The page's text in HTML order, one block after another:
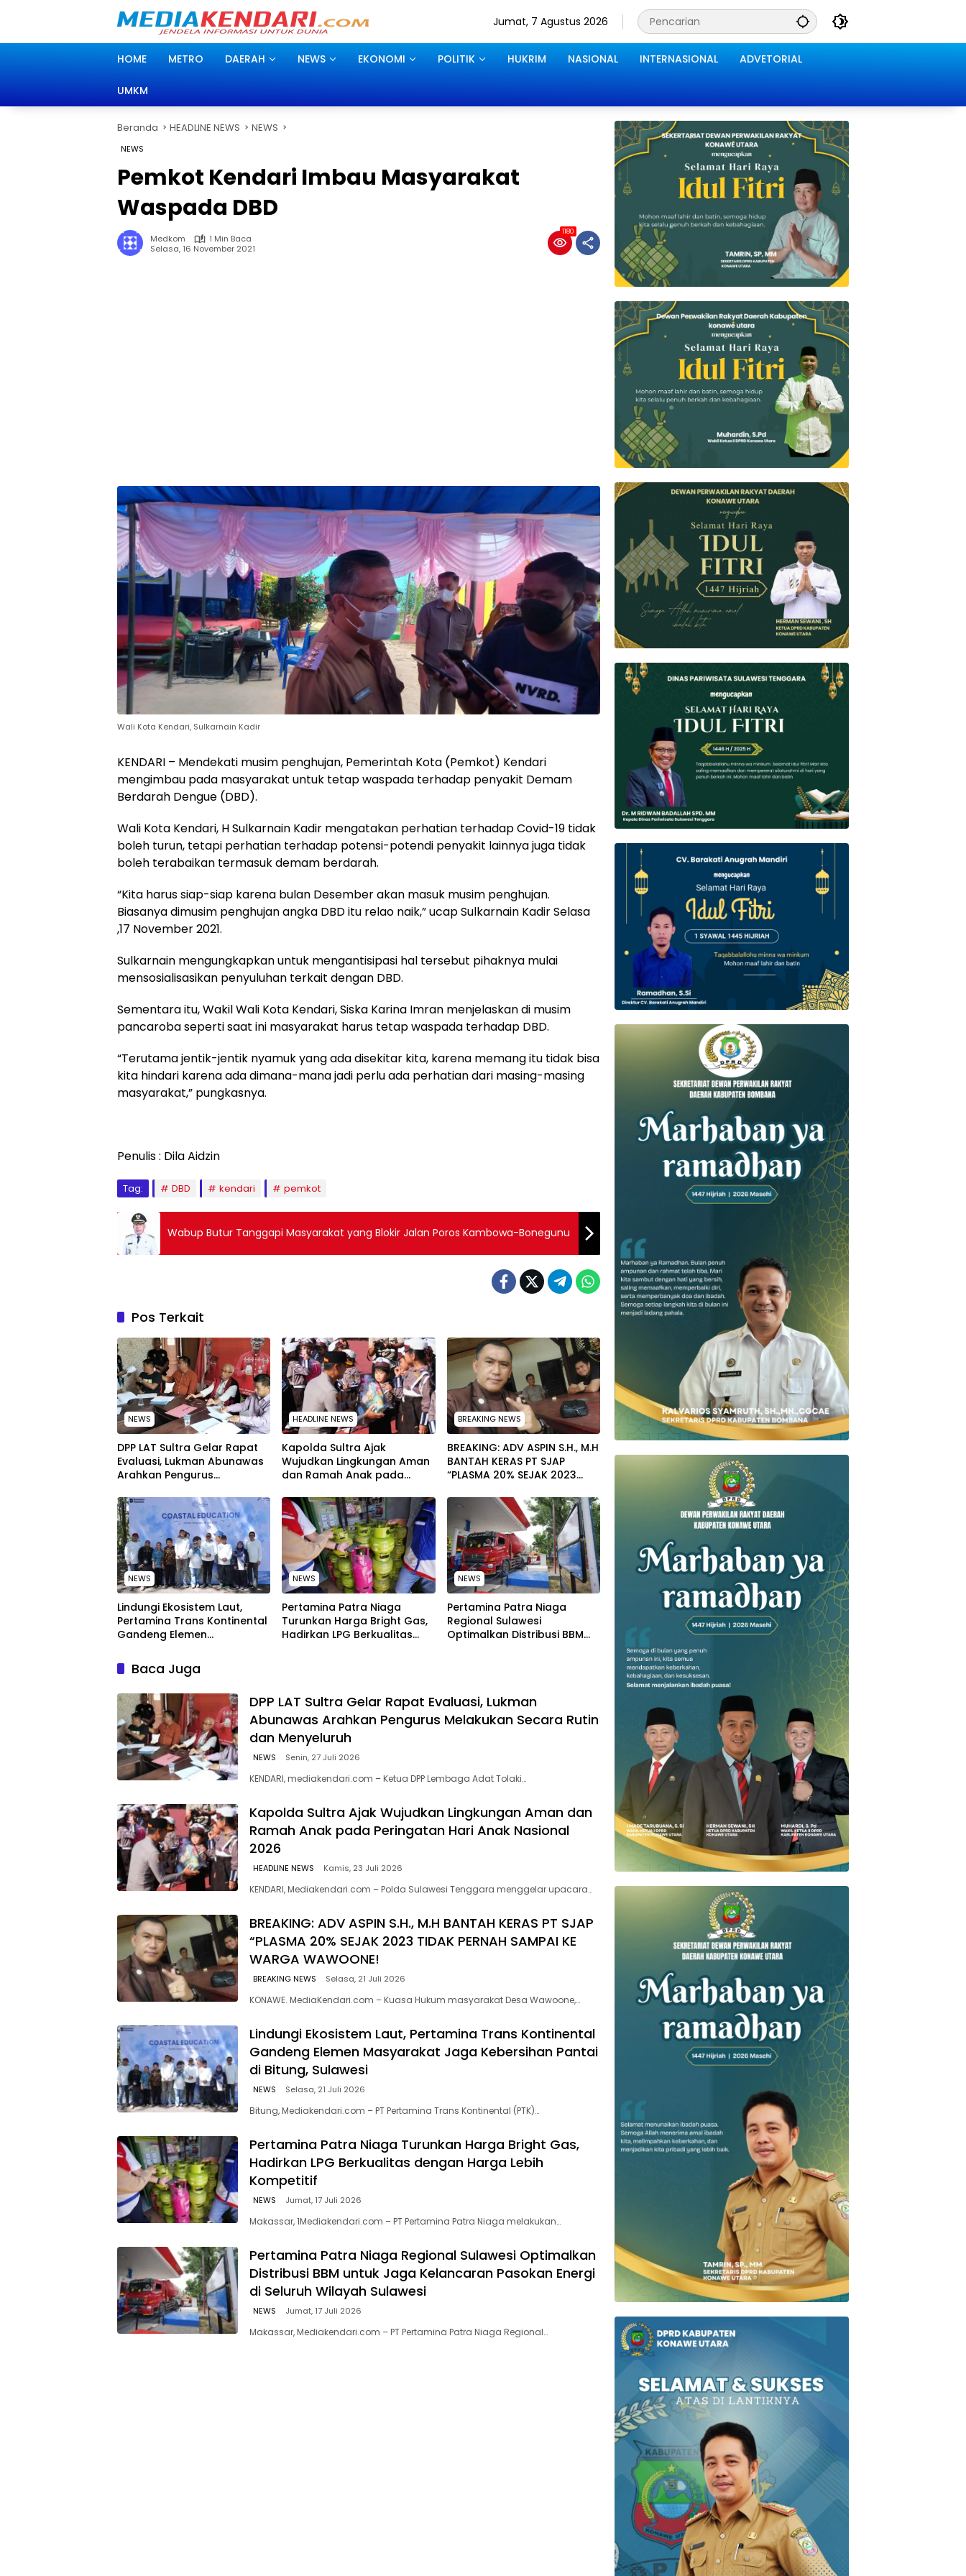
Jumat, 7 Agustus 2026
HOME METRO DAERAH NEWS EKONOMI POLITIK HUKRIM NASIONAL INTERNASIONAL ADVETORIAL
UMKM
Beranda HEADLINE NEWS NEWS
NEWS
Pemkot Kendari Imbau Masyarakat
Waspada DBD
Medkom
1 Min Baca
Selasa, 16 November 2021
1180
Wali Kota Kendari, Sulkarnain Kadir
KENDARI – Mendekati musim penghujan, Pemerintah Kota (Pemkot) Kendari
mengimbau pada masyarakat untuk tetap waspada terhadap penyakit Demam
Berdarah Dengue (DBD).
Wali Kota Kendari, H Sulkarnain Kadir mengatakan perhatian terhadap Covid-19 tidak
boleh turun, tetapi perhatian terhadap potensi-potendi penyakit lainnya juga tidak
boleh terabaikan termasuk demam berdarah.
“Kita harus siap-siap karena bulan Desember akan masuk musim penghujan.
Biasanya dimusim penghujan angka DBD itu relao naik,” ucap Sulkarnain Kadir Selasa
,17 November 2021.
Sulkarnain mengungkapkan untuk mengantisipasi hal tersebut pihaknya mulai
mensosialisasikan penyuluhan terkait dengan DBD.
Sementara itu, Wakil Wali Kota Kendari, Siska Karina Imran menjelaskan di musim
pancaroba seperti saat ini masyarakat harus tetap waspada terhadap DBD.
“Terutama jentik-jentik nyamuk yang ada disekitar kita, karena memang itu tidak bisa
kita hindari karena ada dimana-mana jadi perlu ada perhatian dari masing-masing
masyarakat,” pungkasnya.
Penulis : Dila Aidzin
Tag: DBD kendari pemkot
Wabup Butur Tanggapi Masyarakat yang Blokir Jalan Poros Kambowa-Bonegunu
Pos Terkait
NEWS
‎DPP LAT Sultra Gelar Rapat
Evaluasi, Lukman Abunawas
Arahkan Pengurus
Menyeluruh
HEADLINE NEWS
Kapolda Sultra Ajak
Wujudkan Lingkungan Aman
dan Ramah Anak pada
Nasional 2026
BREAKING NEWS
BREAKING: ADV ASPIN S.H., M.H
BANTAH KERAS PT SJAP
“PLASMA 20% SEJAK 2023
WARGA WAWOONE!
NEWS
Lindungi Ekosistem Laut,
Pertamina Trans Kontinental
Gandeng Elemen
Kebersihan Pantai di Bitung,
Sulawesi
NEWS
Pertamina Patra Niaga
Turunkan Harga Bright Gas,
Hadirkan LPG Berkualitas
NEWS
Pertamina Patra Niaga
Regional Sulawesi
Optimalkan Distribusi BBM
Baca Juga
‎DPP LAT Sultra Gelar Rapat Evaluasi, Lukman
Abunawas Arahkan Pengurus Melakukan Secara Rutin
dan Menyeluruh
NEWS Senin, 27 Juli 2026
KENDARI, mediakendari.com – Ketua DPP Lembaga Adat Tolaki…
Kapolda Sultra Ajak Wujudkan Lingkungan Aman dan
Ramah Anak pada Peringatan Hari Anak Nasional
2026
HEADLINE NEWS Kamis, 23 Juli 2026
KENDARI, Mediakendari.com – Polda Sulawesi Tenggara menggelar upacara…
BREAKING: ADV ASPIN S.H., M.H BANTAH KERAS PT SJAP
“PLASMA 20% SEJAK 2023 TIDAK PERNAH SAMPAI KE
WARGA WAWOONE!
BREAKING NEWS Selasa, 21 Juli 2026
KONAWE. MediaKendari.com – Kuasa Hukum masyarakat Desa Wawoone,…
Lindungi Ekosistem Laut, Pertamina Trans Kontinental
Gandeng Elemen Masyarakat Jaga Kebersihan Pantai
di Bitung, Sulawesi
NEWS Selasa, 21 Juli 2026
Bitung, Mediakendari.com – PT Pertamina Trans Kontinental (PTK)…
Pertamina Patra Niaga Turunkan Harga Bright Gas,
Hadirkan LPG Berkualitas dengan Harga Lebih
Kompetitif
NEWS Jumat, 17 Juli 2026
Makassar, 1Mediakendari.com – PT Pertamina Patra Niaga melakukan…
Pertamina Patra Niaga Regional Sulawesi Optimalkan
Distribusi BBM untuk Jaga Kelancaran Pasokan Energi
di Seluruh Wilayah Sulawesi
NEWS Jumat, 17 Juli 2026
Makassar, Mediakendari.com – PT Pertamina Patra Niaga Regional…